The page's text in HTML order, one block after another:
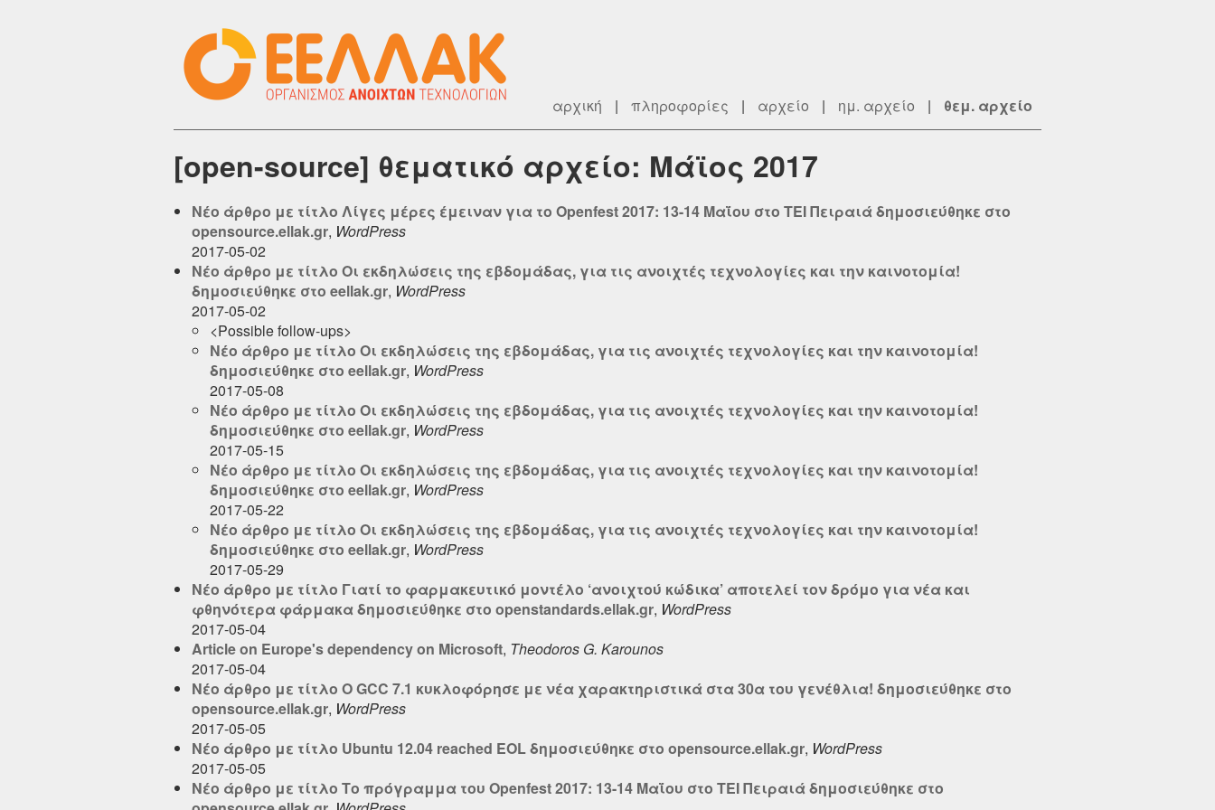
αρχική | πληροφορίες | αρχείο | ημ. αρχείο | θεμ. αρχείο
[open-source] θεματικό αρχείο: Μάϊος 2017
Νέο άρθρο με τίτλο Λίγες μέρες έμειναν για το Openfest 2017: 13-14 Μαΐου στο TEI Πειραιά δημοσιεύθηκε στο
opensource.ellak.gr, WordPress
2017-05-02
Νέο άρθρο με τίτλο Οι εκδηλώσεις της εβδομάδας, για τις ανοιχτές τεχνολογίες και την καινοτομία!
δημοσιεύθηκε στο eellak.gr, WordPress
2017-05-02
<Possible follow-ups>
Νέο άρθρο με τίτλο Οι εκδηλώσεις της εβδομάδας, για τις ανοιχτές τεχνολογίες και την καινοτομία!
δημοσιεύθηκε στο eellak.gr, WordPress
2017-05-08
Νέο άρθρο με τίτλο Οι εκδηλώσεις της εβδομάδας, για τις ανοιχτές τεχνολογίες και την καινοτομία!
δημοσιεύθηκε στο eellak.gr, WordPress
2017-05-15
Νέο άρθρο με τίτλο Οι εκδηλώσεις της εβδομάδας, για τις ανοιχτές τεχνολογίες και την καινοτομία!
δημοσιεύθηκε στο eellak.gr, WordPress
2017-05-22
Νέο άρθρο με τίτλο Οι εκδηλώσεις της εβδομάδας, για τις ανοιχτές τεχνολογίες και την καινοτομία!
δημοσιεύθηκε στο eellak.gr, WordPress
2017-05-29
Νέο άρθρο με τίτλο Γιατί το φαρμακευτικό μοντέλο ‘ανοιχτού κώδικα’ αποτελεί τον δρόμο για νέα και
φθηνότερα φάρμακα δημοσιεύθηκε στο openstandards.ellak.gr, WordPress
2017-05-04
Article on Europe's dependency on Microsoft, Theodoros G. Karounos
2017-05-04
Νέο άρθρο με τίτλο Ο GCC 7.1 κυκλοφόρησε με νέα χαρακτηριστικά στα 30α του γενέθλια! δημοσιεύθηκε στο
opensource.ellak.gr, WordPress
2017-05-05
Νέο άρθρο με τίτλο Ubuntu 12.04 reached EOL δημοσιεύθηκε στο opensource.ellak.gr, WordPress
2017-05-05
Νέο άρθρο με τίτλο Το πρόγραμμα του Openfest 2017: 13-14 Μαΐου στο TEI Πειραιά δημοσιεύθηκε στο